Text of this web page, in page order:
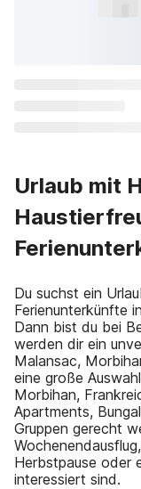
Urlaub mit
Du suchst ein
Ferienunterkünfte
Dann bist du bei
werden dir ein
Malansac,
eine große
Morbihan,
Apartments,
Gruppen gerecht
Herbstpause oder
interessiert sind.